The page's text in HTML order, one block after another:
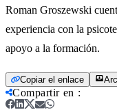
Roman Groszewski
experiencia con la
apoyo a la formación.
Copiar el enlace
Compartir en :